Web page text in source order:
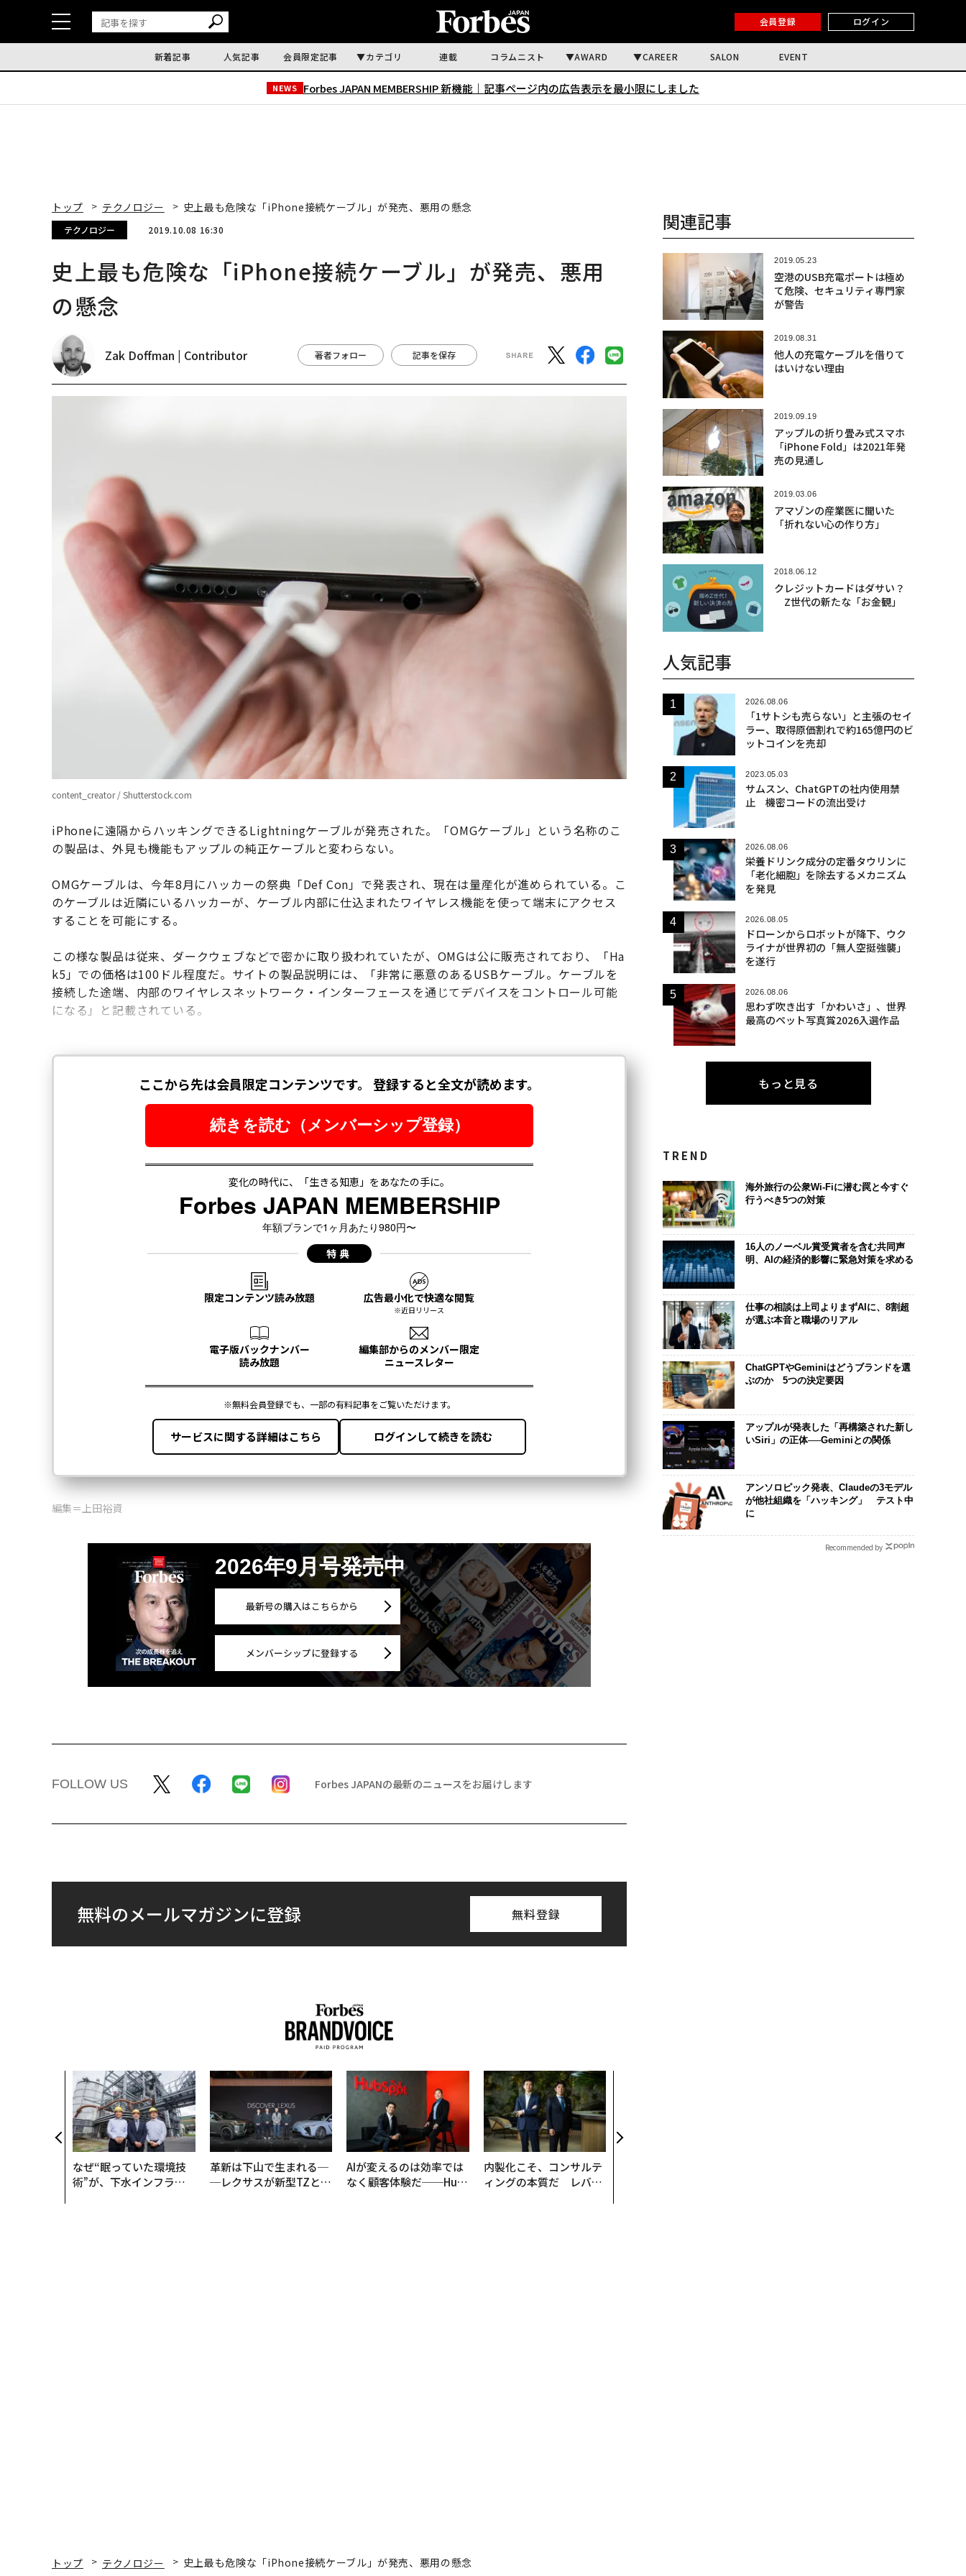
会員登録 ログイン
新着記事 人気記事 会員限定記事 カテゴリ 連載 コラムニスト AWARD CAREER SALON EVENT
NEWS Forbes JAPAN MEMBERSHIP 新機能｜ 記事ページ内の広告表示を最小限にしました
トップ テクノロジー 史上最も危険な「iPhone接続ケーブル」が発売、悪用の懸念
テクノロジー 2019.10.08 16:30
史上最も危険な「iPhone接続ケーブル」が発売、悪用
の懸念
Zak Doffman | Contributor 著者フォロー 記事を保存
content_creator / Shutterstock.com
iPhoneに遠隔からハッキングできるLightningケーブルが発売された。「OMGケーブル」という名称のこ
の製品は、外見も機能もアップルの純正ケーブルと変わらない。
OMGケーブルは、今年8月にハッカーの祭典「Def Con」で発表され、現在は量産化が進められている。こ
のケーブルは近隣にいるハッカーが、ケーブル内部に仕込まれたワイヤレス機能を使って端末にアクセス
することを可能にする。
この様な製品は従来、ダークウェブなどで密かに取り扱われていたが、OMGは公に販売されており、「Ha
k5」での価格は100ドル程度だ。サイトの製品説明には、「非常に悪意のあるUSBケーブル。ケーブルを
接続した途端、内部のワイヤレスネットワーク・インターフェースを通じてデバイスをコントロール可能
になる」と記載されている。
編集＝上田裕資
2026年9月号発売中
最新号の購入はこちらから
メンバーシップに登録する
FOLLOW US Forbes JAPANの最新のニュースをお届けします
無料のメールマガジンに登録 無料登録
なぜ“眠っていた環境技
術”が、下水インフラを
革新は下山で生まれる─
─レクサスが新型TZとE
AIが変えるのは効率では
なく顧客体験だ──Hub
内製化こそ、コンサルテ
ィングの本質だ レバレ
関連記事
2019.05.23
空港のUSB充電ポートは極め
て危険、セキュリティ専門家
が警告
2019.08.31
他人の充電ケーブルを借りて
はいけない理由
2019.09.19
アップルの折り畳み式スマホ
「iPhone Fold」は2021年発
売の見通し
2019.03.06
アマゾンの産業医に聞いた
「折れない心の作り方」
2018.06.12
クレジットカードはダサい？
Z世代の新たな「お金観」
人気記事
2026.08.06
「1サトシも売らない」と主張のセイ
ラー、取得原価割れで約165億円のビ
ットコインを売却
2023.05.03
サムスン、ChatGPTの社内使用禁
止 機密コードの流出受け
2026.08.06
栄養ドリンク成分の定番タウリンに
「老化細胞」を除去するメカニズム
を発見
2026.08.05
ドローンからロボットが降下、ウク
ライナが世界初の「無人空挺強襲」
を遂行
2026.08.06
思わず吹き出す「かわいさ」、世界
最高のペット写真賞2026入選作品
もっと見る
TREND
海外旅行の公衆Wi-Fiに潜む罠と今すぐ
行うべき5つの対策
16人のノーベル賞受賞者を含む共同声
明、AIの経済的影響に緊急対策を求める
仕事の相談は上司よりまずAIに、8割超
が選ぶ本音と職場のリアル
ChatGPTやGeminiはどうブランドを選
ぶのか 5つの決定要因
アップルが発表した「再構築された新し
いSiri」の正体──Geminiとの関係
アンソロピック発表、Claudeの3モデル
が他社組織を「ハッキング」 テスト中
に
Recommended by